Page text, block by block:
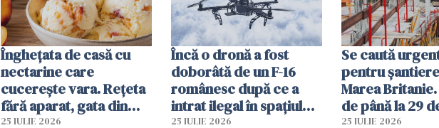
Înghețata de casă cu
nectarine care
cucerește vara. Rețeta
fără aparat, gata din
câteva ingrediente
25 IULIE 2026
Încă o dronă a fost
doborâtă de un F-16
românesc după ce a
intrat ilegal în spațiul
aerian al României
25 IULIE 2026
Se caută
pentru
Marea
de până la 29
oră
25 IULIE 2026